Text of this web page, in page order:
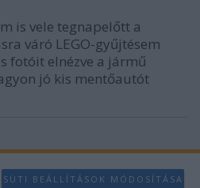
is vele tegnapelőtt a
váró LEGO-gyűjtésem
fotóit elnézve a jármű
jó kis mentőautót
SÜTI BEÁLLÍTÁSOK MÓDOSÍTÁSA